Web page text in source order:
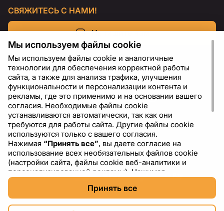
СВЯЖИТЕСЬ С НАМИ!
Напишите нам
RU USD - US Dollar ($)
Мы используем файлы cookie
Мы используем файлы cookie и аналогичные
технологии для обеспечения корректной работы
сайта, а также для анализа трафика, улучшения
функциональности и персонализации контента и
рекламы, где это применимо и на основании вашего
согласия. Необходимые файлы cookie
устанавливаются автоматически, так как они
требуются для работы сайта. Другие файлы cookie
используются только с вашего согласия.
Нажимая “Принять все”, вы даете согласие на
использование всех необязательных файлов cookie
(настройки сайта, файлы cookie веб-аналитики и
персонализированной рекламы). Нажимая
“Отклонить все”
необходимые файлы cookie. Нажимая
cookie”, вы можете выбрать, какие категории файлов
Принять все